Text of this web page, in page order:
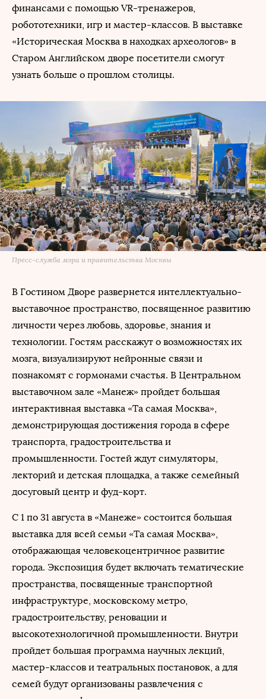
финансами с помощью VR-тренажеров,
робототехники, игр и мастер-классов. В выставке
«Историческая Москва в находках археологов» в
Старом Английском дворе посетители смогут
узнать больше о прошлом столицы.
Пресс-служба мэра и правительства Москвы
В Гостином Дворе развернется интеллектуально-
выставочное пространство, посвященное развитию
личности через любовь, здоровье, знания и
технологии. Гостям расскажут о возможностях их
мозга, визуализируют нейронные связи и
познакомят с гормонами счастья. В Центральном
выставочном зале «Манеж» пройдет большая
интерактивная выставка «Та самая Москва»,
демонстрирующая достижения города в сфере
транспорта, градостроительства и
промышленности. Гостей ждут симуляторы,
лекторий и детская площадка, а также семейный
досуговый центр и фуд-корт.
С 1 по 31 августа в «Манеже» состоится большая
выставка для всей семьи «Та самая Москва»,
отображающая человекоцентричное развитие
города. Экспозиция будет включать тематические
пространства, посвященные транспортной
инфраструктуре, московскому метро,
градостроительству, реновации и
высокотехнологичной промышленности. Внутри
пройдет большая программа научных лекций,
мастер-классов и театральных постановок, а для
семей будут организованы развлечения с